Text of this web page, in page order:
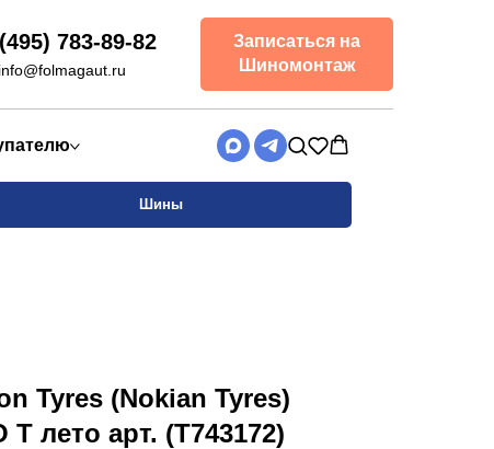
783-89-82
info@folmagaut.ru
Записаться на
Шиномонтаж
Шины
Tyres (Nokian Tyres)
T лето арт. (T743172)